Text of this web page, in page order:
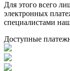
Для этого всего
электронных
специалистами
Доступные